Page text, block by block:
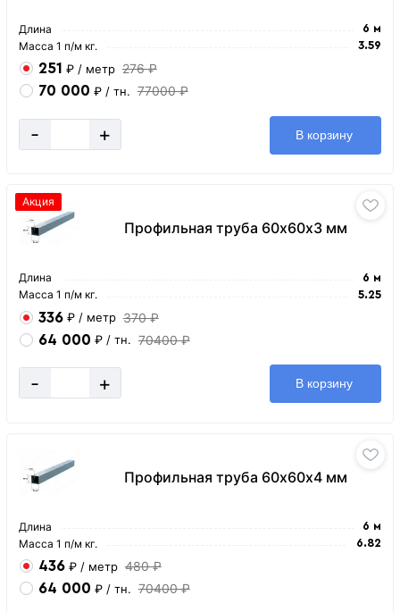
Длина 6 м
Масса 1 п/м кг. 3.59
251 ₽ / метр 276 ₽
70 000 ₽ / тн. 77000 ₽
- + В корзину
Профильная труба 60х60х3 мм
Акция
Длина 6 м
Масса 1 п/м кг. 5.25
336 ₽ / метр 370 ₽
64 000 ₽ / тн. 70400 ₽
- + В корзину
Профильная труба 60х60х4 мм
Длина 6 м
Масса 1 п/м кг. 6.82
436 ₽ / метр 480 ₽
64 000 ₽ / тн. 70400 ₽